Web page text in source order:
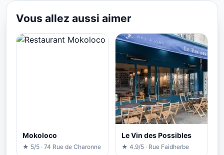
Vous allez aussi aimer
Mokoloco
★ 5/5 · 74 Rue de Charonne
Le Vin des Possibles
★ 4.9/5 · Rue Faidherbe